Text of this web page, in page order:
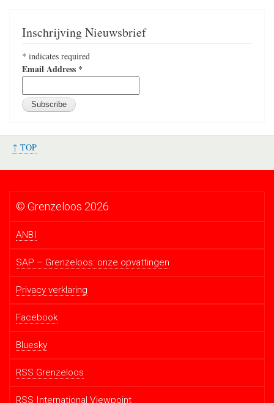
Inschrijving Nieuwsbrief
* indicates required
Email Address *
↑ TOP
© Grenzeloos 2026
ANBI
SAP – Grenzeloos: onze opvattingen
Privacy verklaring
Facebook
Bluesky
RSS Grenzeloos
RSS International Viewpoint